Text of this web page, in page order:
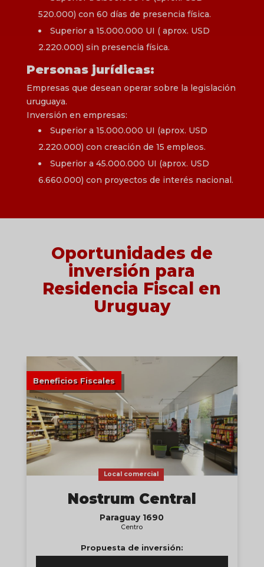
520.000) con 60 días de presencia física.
Superior a 15.000.000 UI ( aprox. USD
2.220.000) sin presencia física.
Personas jurídicas:
Empresas que desean operar sobre la legislación
uruguaya.
Inversión en empresas:
Superior a 15.000.000 UI (aprox. USD
2.220.000) con creación de 15 empleos.
Superior a 45.000.000 UI (aprox. USD
6.660.000) con proyectos de interés nacional.
Oportunidades de
inversión para
Residencia Fiscal en
Uruguay
Beneficios Fiscales
Local comercial
Nostrum Central
Paraguay 1690
Centro
Propuesta de inversión: